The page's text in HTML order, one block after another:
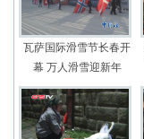
瓦萨国际滑雪节长春开
幕 万人滑雪迎新年